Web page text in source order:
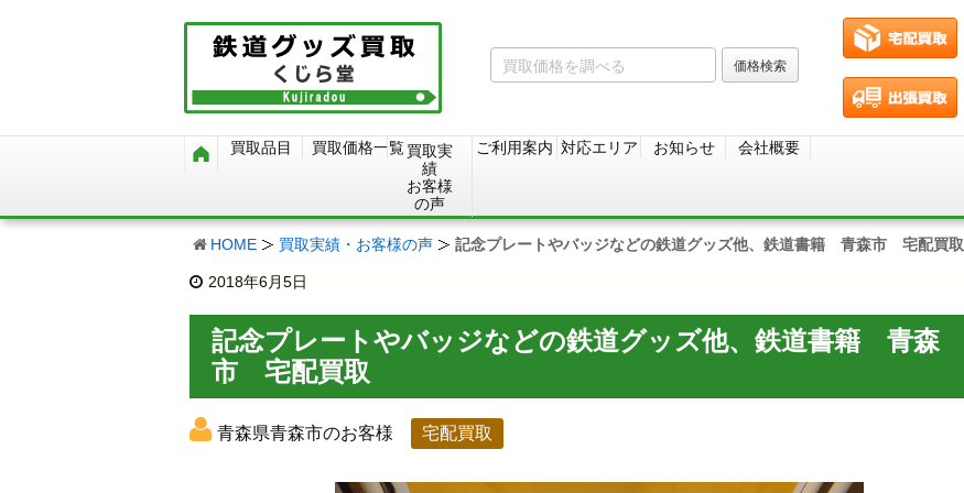
買取品目 買取価格一覧買取実
績
お客様
の声
ご利用案内 対応エリア お知らせ 会社概要
HOME 買取実績・お客様の声 記念プレートやバッジなどの鉄道グッズ他、鉄道書籍 青森市 宅配買取
2018年6月5日
記念プレートやバッジなどの鉄道グッズ他、鉄道書籍 青森
市 宅配買取
青森県青森市のお客様 宅配買取